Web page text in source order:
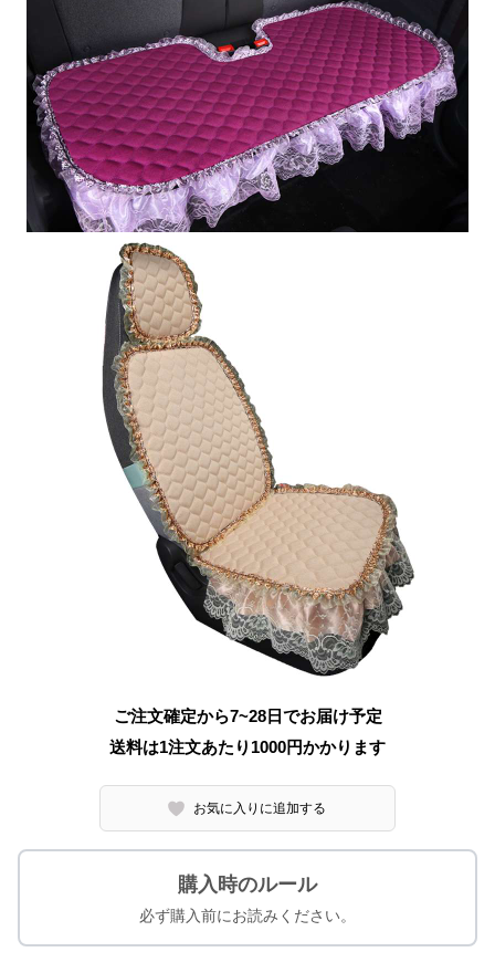
ご注文確定から7~28日でお届け予定
送料は1注文あたり 1000円かかります
お気に入りに追加する
購入時のルール
必ず購入前にお読みください。